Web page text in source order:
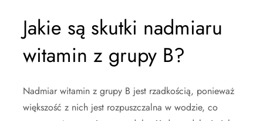
Jakie są skutki nadmiaru
witamin z grupy B?
Nadmiar witamin z grupy B jest rzadkością, ponieważ
większość z nich jest rozpuszczalna w wodzie, co